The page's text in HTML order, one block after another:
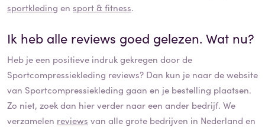
sportkleding en sport & fitness.
Ik heb alle reviews goed gelezen. Wat nu?
Heb je een positieve indruk gekregen door de
Sportcompressiekleding reviews? Dan kun je naar de website
van Sportcompressiekleding gaan en je bestelling plaatsen.
Zo niet, zoek dan hier verder naar een ander bedrijf. We
verzamelen reviews van alle grote bedrijven in Nederland en